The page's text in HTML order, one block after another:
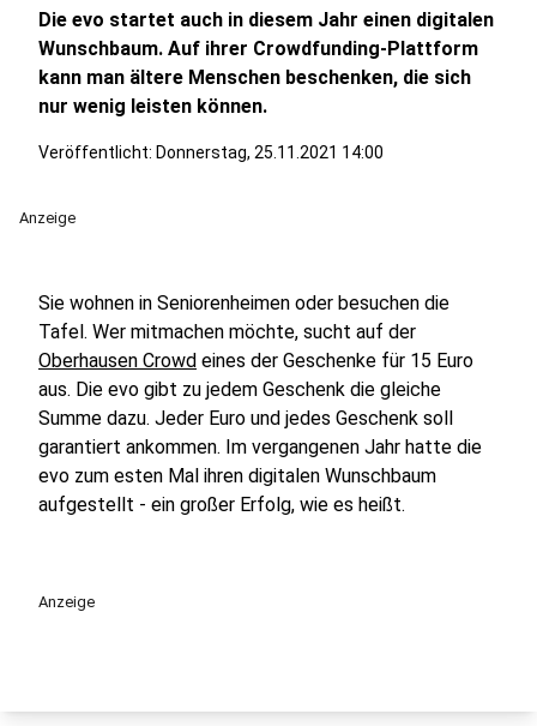
Die evo startet auch in diesem Jahr einen digitalen
Wunschbaum. Auf ihrer Crowdfunding-Plattform
kann man ältere Menschen beschenken, die sich
nur wenig leisten können.
Veröffentlicht: Donnerstag, 25.11.2021 14:00
Anzeige
Sie wohnen in Seniorenheimen oder besuchen die
Tafel. Wer mitmachen möchte, sucht auf der
Oberhausen Crowd eines der Geschenke für 15 Euro
aus. Die evo gibt zu jedem Geschenk die gleiche
Summe dazu. Jeder Euro und jedes Geschenk soll
garantiert ankommen. Im vergangenen Jahr hatte die
evo zum esten Mal ihren digitalen Wunschbaum
aufgestellt - ein großer Erfolg, wie es heißt.
Anzeige